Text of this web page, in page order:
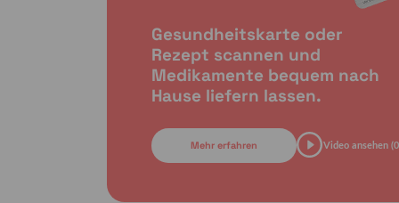
Gesundheitskarte oder
Rezept scannen und
Medikamente bequem nach
Hause liefern lassen.
Mehr erfahren Video ansehen